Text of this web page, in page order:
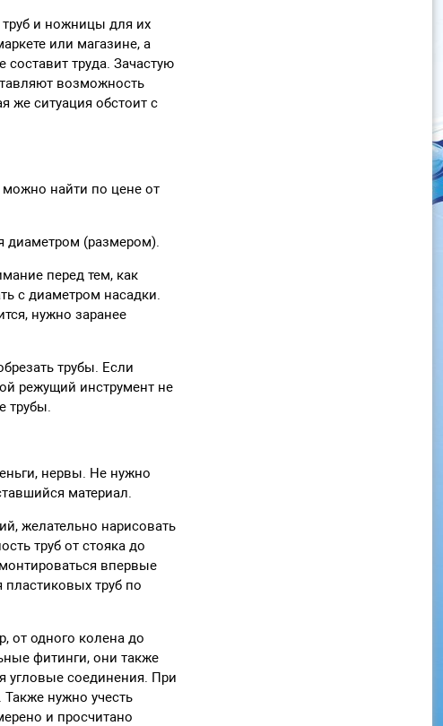
и ножницы для их
или магазине, а
труда. Зачастую
возможность
же ситуация обстоит с
найти по цене от
диаметром (размером).
перед тем, как
с диаметром насадки.
нужно заранее
трубы. Если
режущий инструмент не
трубы.
нервы. Не нужно
материал.
желательно нарисовать
труб от стояка до
впервые
труб по
от одного колена до
фитинги, они также
угловые соединения. При
нужно учесть
и просчитано